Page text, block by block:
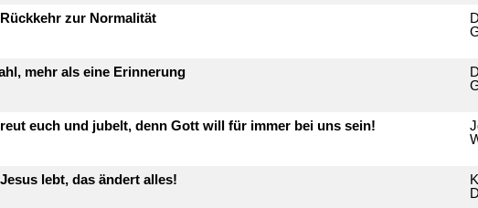
zur Normalität
mehr als eine Erinnerung
euch und jubelt, denn Gott will für immer bei uns sein!
lebt, das ändert alles!